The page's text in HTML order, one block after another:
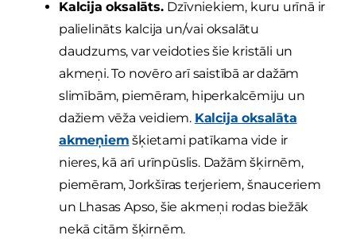
Kalcija oksalāts. Dzīvniekiem, kuru urīnā ir
palielināts kalcija un/vai oksalātu
daudzums, var veidoties šie kristāli un
akmeņi. To novēro arī saistībā ar dažām
slimībām, piemēram, hiperkalcēmiju un
dažiem vēža veidiem. Kalcija oksalāta
akmeņiem šķietami patīkama vide ir
nieres, kā arī urīnpūslis. Dažām šķirnēm,
piemēram, Jorkšīras terjeriem, šnauceriem
un Lhasas Apso, šie akmeņi rodas biežāk
nekā citām šķirnēm.